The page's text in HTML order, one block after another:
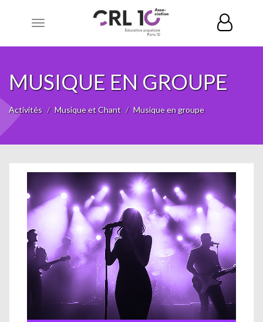
Toggle
MUSIQUE EN GROUPE
Activités Musique et Chant Musique en groupe